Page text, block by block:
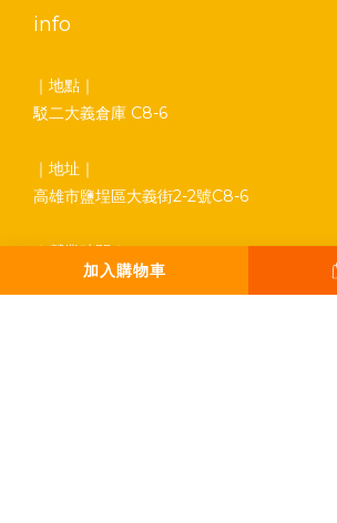
加入購物車
info
｜地點｜
駁二大義倉庫 C8-6
｜地址｜
高雄市鹽埕區大義街2-2號C8-6
｜營業時間｜
平日 13:00 - 18:00